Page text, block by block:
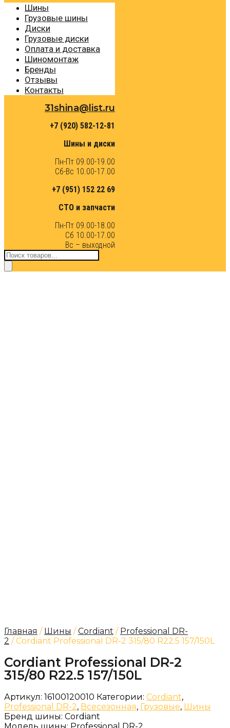
Шины
Грузовые шины
Диски
Грузовые диски
Оплата и доставка
Шиномонтаж
Бренды
Отзывы
Контакты
31shina@list.ru
+7 (920) 582-12-81
Шины и диски
Пн-Пт 09.00-19.00
Сб-Вс 10.00-17.00
+7 (951) 152 22 69
СТО и запчасти
Пн-Пт 09.00-18.00
Сб 10.00-17.00
Вс – выходной
Поиск
товаров
Главная / Шины /Cordiant / Professional DR-
2 / Cordiant Professional DR-2 315/80 R22.5 157/150L
Cordiant Professional DR-2
315/80 R22.5 157/150L
Артикул: 16100120010 Категории: Cordiant,
Professional DR-2, Всесезонная, Грузовые, Шины
Бренд шины: Cordiant